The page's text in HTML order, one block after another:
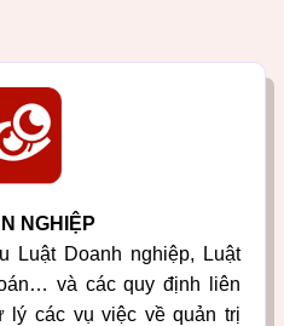
NGHIỆP
Luật Doanh nghiệp, Luật
và các quy định liên
lý các vụ việc về quản trị